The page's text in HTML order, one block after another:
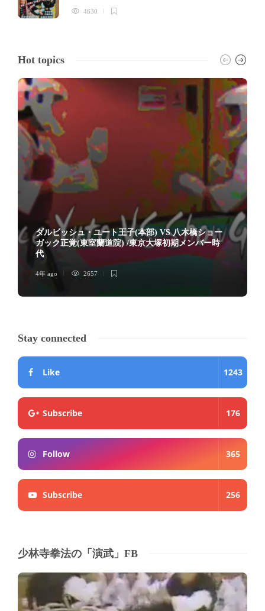
4630
Hot topics
ダルビッシュ・ユート王子(本部) VS 八木橋ショー
ガック正覚(東室蘭道院) /東京大塚初期メンバー時
代
4年 ago 2657
Stay connected
Like 1243
Subscribe 176
Follow 365
Subscribe 256
少林寺拳法の「演武」FB